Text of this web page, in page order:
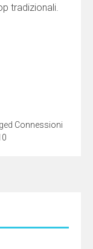
tradizionali.
Connessioni